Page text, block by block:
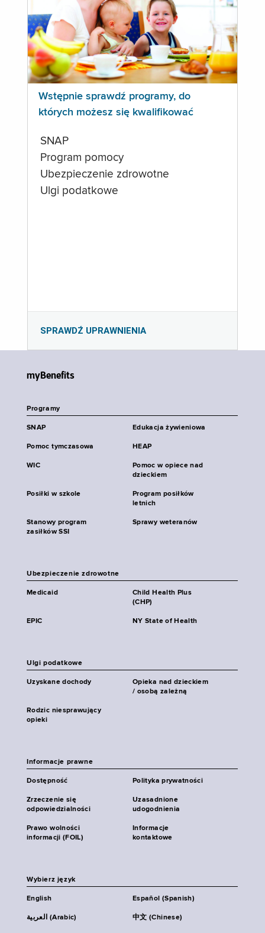
Wstępnie sprawdź programy, do
których możesz się kwalifikować
SNAP
Program pomocy
Ubezpieczenie zdrowotne
Ulgi podatkowe
SPRAWDŹ UPRAWNIENIA
myBenefits
Programy
SNAP Edukacja żywieniowa
Pomoc tymczasowa HEAP
WIC
Pomoc w opiece nad
dzieckiem
Posiłki w szkole
Program posiłków
letnich
Stanowy program
zasiłków SSI
Sprawy weteranów
Ubezpieczenie zdrowotne
Medicaid
Child Health Plus
(CHP)
EPIC NY State of Health
Ulgi podatkowe
Uzyskane dochody
Opieka nad dzieckiem
/ osobą zależną
Rodzic niesprawujący
opieki
Informacje prawne
Dostępność Polityka prywatności
Zrzeczenie się
odpowiedzialności
Uzasadnione
udogodnienia
Prawo wolności
informacji (FOIL)
Informacje
kontaktowe
Wybierz język
English Español (Spanish)
العربية (Arabic) 中文 (Chinese)